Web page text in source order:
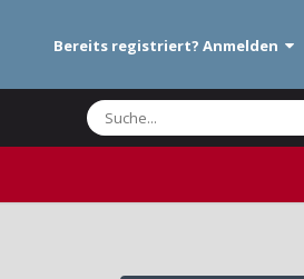
Bereits registriert? Anmelden